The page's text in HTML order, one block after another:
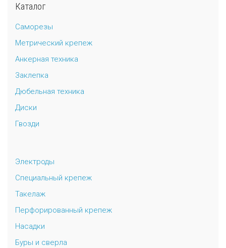
Каталог
Саморезы
Метрический крепеж
Анкерная техника
Заклепка
Дюбельная техника
Диски
Гвозди
Электроды
Специальный крепеж
Такелаж
Перфорированный крепеж
Насадки
Буры и сверла